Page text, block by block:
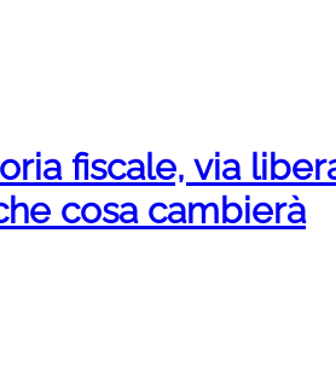
fiscale, via
cosa cambierà